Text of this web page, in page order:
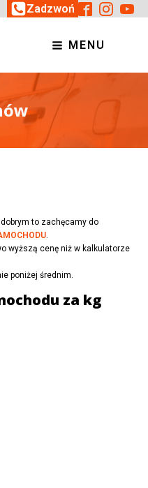
Zadzwoń
MENU
to zachęcamy do
.
wyższą cenę niż w kalkulatorze
poniżej średnim.
za kg